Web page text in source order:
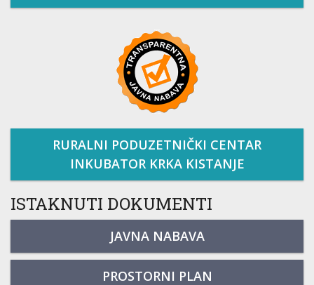
RURALNI PODUZETNIČKI CENTAR
INKUBATOR KRKA KISTANJE
ISTAKNUTI DOKUMENTI
JAVNA NABAVA
PROSTORNI PLAN